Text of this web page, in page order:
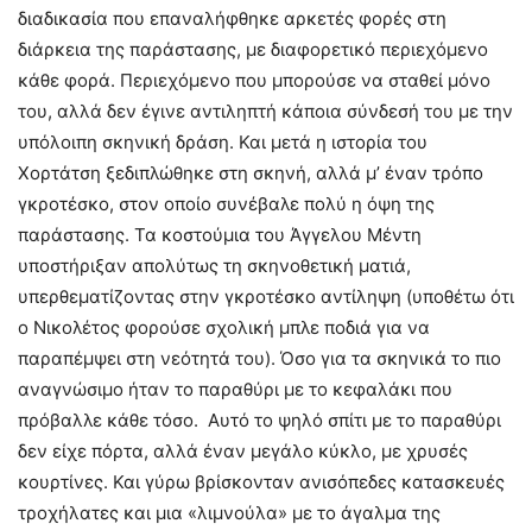
διαδικασία που επαναλήφθηκε αρκετές φορές στη
διάρκεια της παράστασης, με διαφορετικό περιεχόμενο
κάθε φορά. Περιεχόμενο που μπορούσε να σταθεί μόνο
του, αλλά δεν έγινε αντιληπτή κάποια σύνδεσή του με την
υπόλοιπη σκηνική δράση. Και μετά η ιστορία του
Χορτάτση ξεδιπλώθηκε στη σκηνή, αλλά μ’ έναν τρόπο
γκροτέσκο, στον οποίο συνέβαλε πολύ η όψη της
παράστασης. Τα κοστούμια του Άγγελου Μέντη
υποστήριξαν απολύτως τη σκηνοθετική ματιά,
υπερθεματίζοντας στην γκροτέσκο αντίληψη (υποθέτω ότι
ο Νικολέτος φορούσε σχολική μπλε ποδιά για να
παραπέμψει στη νεότητά του). Όσο για τα σκηνικά το πιο
αναγνώσιμο ήταν το παραθύρι με το κεφαλάκι που
πρόβαλλε κάθε τόσο. Αυτό το ψηλό σπίτι με το παραθύρι
δεν είχε πόρτα, αλλά έναν μεγάλο κύκλο, με χρυσές
κουρτίνες. Και γύρω βρίσκονταν ανισόπεδες κατασκευές
τροχήλατες και μια «λιμνούλα» με το άγαλμα της